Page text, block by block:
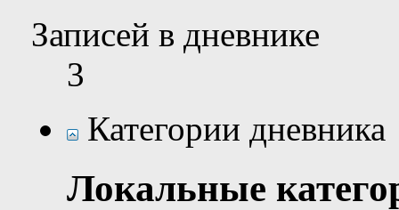
Записей в дневнике
3
Категории дневника
Локальные